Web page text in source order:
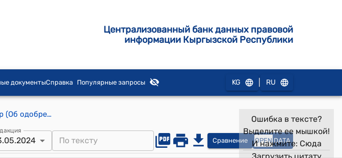
Централизованный банк данных правовой
информации Кыргызской Республики
документыСправка Популярные запросы KG RU
Распоряжение Кабинета Министров КР от 23 мая 2024 года № 272-р (Об одобрении заключения Кабинета Министров Кыргызской Республики к Протоколу о внесении изменений в Соглашение о Евразийской группе по противодействию легализации преступных доходов и финансированию терроризма и Положение о порядке формирования и исполнения бюджета Евразийской группы по противодействию легализации преступных доходов и финансированию терроризма, подписанному 1 июня 2022 года в городе Ташкент)
Сравнение OPEN DATA
Ошибка в тексте?
Выделите ее мышкой!
И нажмите: Сюда
Загрузить цитату